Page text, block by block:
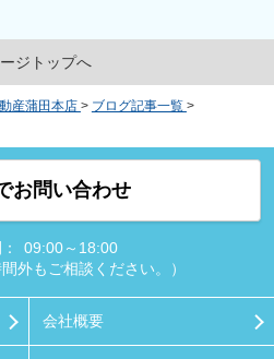
ジトップへ
産蒲田本店 > ブログ記事一覧 >
お問い合わせ
09:00～18:00
外もご相談ください。）
会社概要